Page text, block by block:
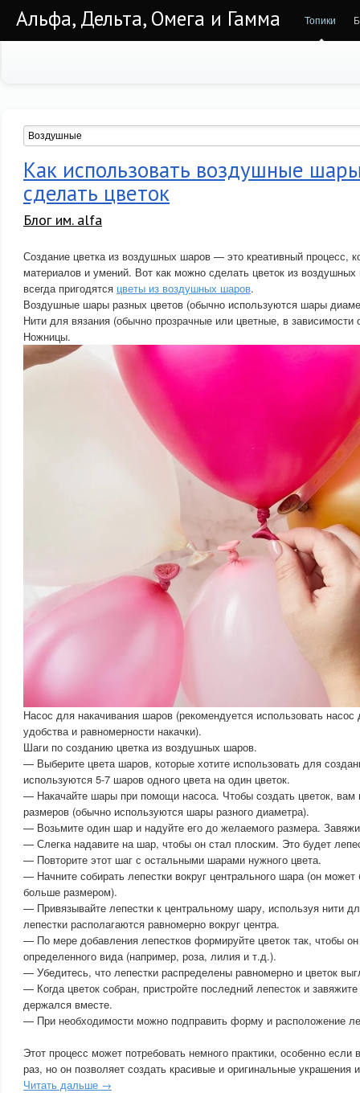
Альфа, Дельта, Омега и Гамма Топики
Как использовать воздушные
сделать цветок
Блог им. alfa
Создание цветка из воздушных шаров — это креативный процесс,
материалов и умений. Вот как можно сделать цветок из
всегда пригодятся цветы из воздушных шаров.
Воздушные шары разных цветов (обычно используются шары
Нити для вязания (обычно прозрачные или цветные, в зависимости
Ножницы.
Насос для накачивания шаров (рекомендуется использовать
удобства и равномерности накачки).
Шаги по созданию цветка из воздушных шаров.
— Выберите цвета шаров, которые хотите использовать для
используются 5-7 шаров одного цвета на один цветок.
— Накачайте шары при помощи насоса. Чтобы создать цветок, вам
размеров (обычно используются шары разного диаметра).
— Возьмите один шар и надуйте его до желаемого размера.
— Слегка надавите на шар, чтобы он стал плоским. Это будет
— Повторите этот шаг с остальными шарами нужного цвета.
— Начните собирать лепестки вокруг центрального шара (он может
больше размером).
— Привязывайте лепестки к центральному шару, используя нити
лепестки располагаются равномерно вокруг центра.
— По мере добавления лепестков формируйте цветок так, чтобы
определенного вида (например, роза, лилия и т.д.).
— Убедитесь, что лепестки распределены равномерно и цветок
— Когда цветок собран, пристройте последний лепесток и
держался вместе.
— При необходимости можно подправить форму и расположение
Этот процесс может потребовать немного практики, особенно
раз, но он позволяет создать красивые и оригинальные
Читать дальше →